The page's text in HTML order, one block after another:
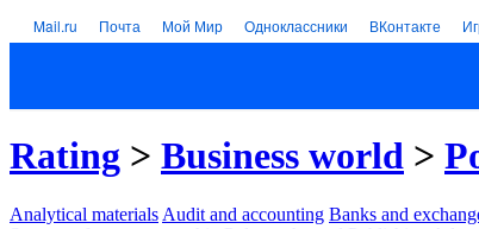
Mail.ru Почта Мой Мир Одноклассники ВКонтакте
Rating > Business world >
Analytical materials Audit and accounting Banks and